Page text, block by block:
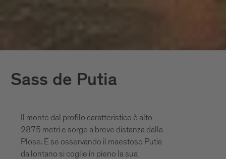
Sass de Putia
Il monte dal profilo caratteristico è alto
2875 metri e sorge a breve distanza dalla
Plose. E se osservando il maestoso Putia
da lontano si coglie in pieno la sua